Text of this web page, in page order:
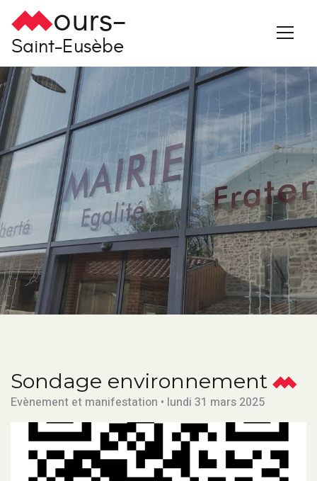
ours-
Saint-Eusèbe
Sondage environnement
Evènement et manifestation • lundi 31 mars 2025